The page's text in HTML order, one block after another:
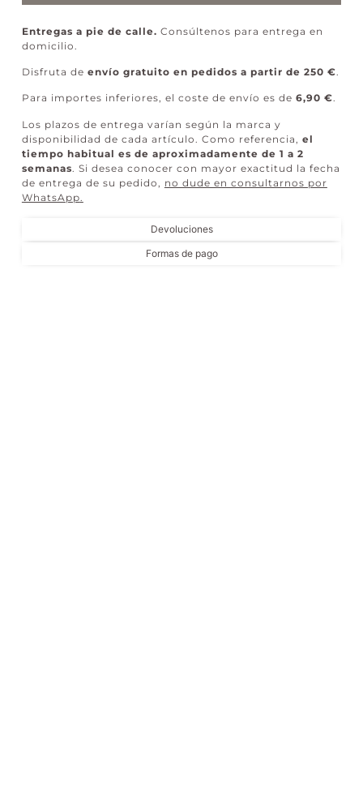
Devoluciones
Formas de pago
Entregas a pie de calle. Consúltenos para entrega en
domicilio.
Disfruta de envío gratuito en pedidos a partir de 250 €.
Para importes inferiores, el coste de envío es de 6,90 €.
Los plazos de entrega varían según la marca y
disponibilidad de cada artículo. Como referencia, el
tiempo habitual es de aproximadamente de 1 a 2
semanas . Si desea conocer con mayor exactitud la fecha
de entrega de su pedido, no dude en consultarnos por
WhatsApp